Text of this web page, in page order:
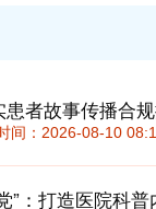
者故事传播合
间：2026-08-10
”：打造医院科